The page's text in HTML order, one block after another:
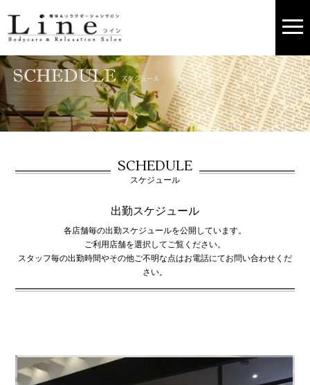
SCHEDULE
スケジュール
出勤スケジュール
各店舗毎の出勤スケジュールを公開しています。
ご利用店舗を選択してご覧ください。
スタッフ毎の出勤時間やその他ご不明な点はお電話にてお問い合わせくだ
さい。